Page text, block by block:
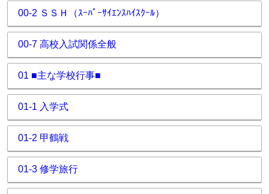
00-2 ＳＳＨ（ｽｰﾊﾟｰｻｲｴﾝｽﾊｲｽｸｰﾙ）
00-7 高校入試関係全般
01 ■主な学校行事■
01-1 入学式
01-2 甲鶴戦
01-3 修学旅行